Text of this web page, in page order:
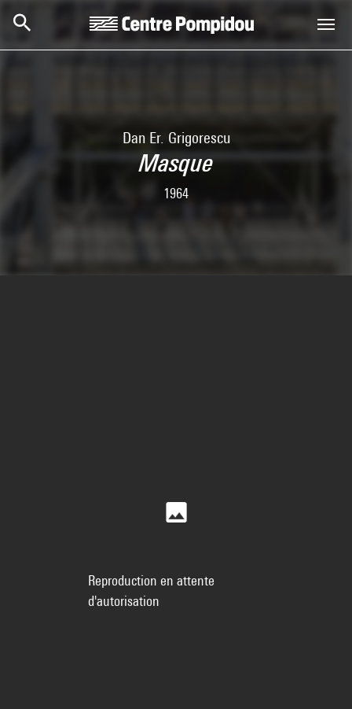
Dan Er. Grigorescu
Masque
1964
Reproduction en attente
d'autorisation